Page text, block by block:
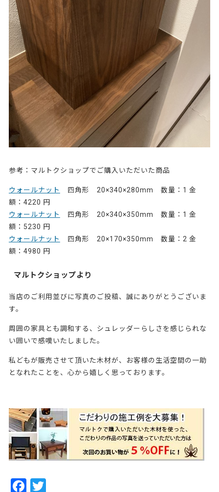
参考：マルトクショップでご購入いただいた商品
ウォールナット
四角形 20×340×280mm 数量：1 金
額：4220 円
ウォールナット
四角形 20×340×350mm 数量：1 金
額：5230 円
ウォールナット
四角形 20×170×350mm 数量：2 金
額：4980 円
マルトクショップより
当店のご利用並びに写真のご投稿、誠にありがとうございま
す。
周囲の家具とも調和する、シュレッダーらしさを感じられな
い囲いで感嘆いたしました。
私どもが販売させて頂いた木材が、お客様の生活空間の一助
となれたことを、心から嬉しく思っております。
F T